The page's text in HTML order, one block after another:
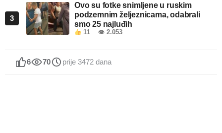
3
Ovo su fotke snimljene u ruskim
podzemnim željeznicama, odabrali
smo 25 najluđih
11 👁 2.053
6 70 prije 3472 dana